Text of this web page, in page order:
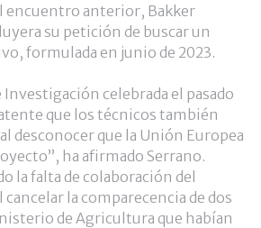
encuentro anterior, Bakker
su petición de buscar un
formulada en junio de 2023.
Investigación celebrada el pasado
que los técnicos también
desconocer que la Unión Europea
ha afirmado Serrano.
la falta de colaboración del
la comparecencia de dos
de Agricultura que habían